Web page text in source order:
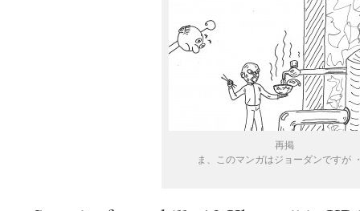
再掲
ま、このマンガはジョーダンですが